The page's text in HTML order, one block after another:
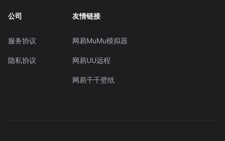
公司
服务协议
隐私协议
友情链接
网易MuMu模拟器
网易UU远程
网易千千壁纸